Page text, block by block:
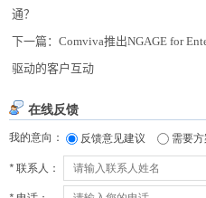
通？
下一篇：Comviva推出NGAGE for
驱动的客户互动